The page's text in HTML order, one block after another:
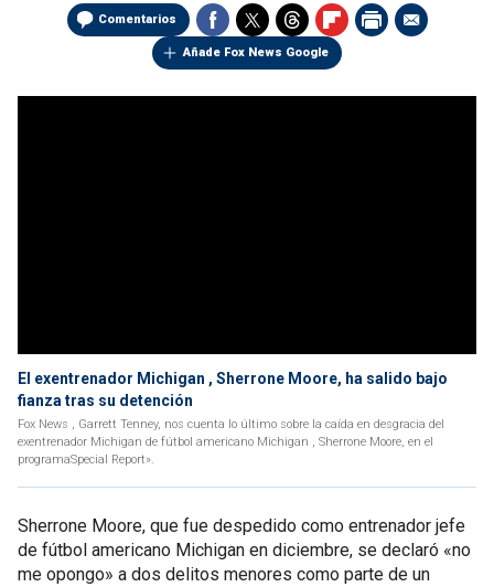
Comentarios
Añade Fox News Google
El exentrenador Michigan , Sherrone Moore, ha salido bajo
fianza tras su detención
Fox News , Garrett Tenney, nos cuenta lo último sobre la caída en desgracia del
exentrenador Michigan de fútbol americano Michigan , Sherrone Moore, en el
programaSpecial Report».
Sherrone Moore, que fue despedido como entrenador jefe
de fútbol americano Michigan en diciembre, se declaró «no
me opongo» a dos delitos menores como parte de un